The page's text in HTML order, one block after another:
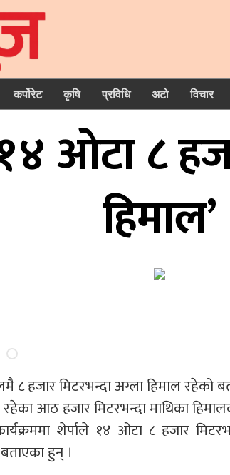
कर्पोरेट कृषि प्रविधि अटो विचार
ओटा ८
हिमाल’
८ हजार मिटरभन्दा अग्ला हिमाल रहेको
आठ हजार मिटरभन्दा माथिका
शेर्पाले १४ ओटा ८ हजार
हुन् ।